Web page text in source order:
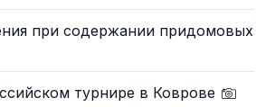
при содержании придомовых
турнире в Коврове